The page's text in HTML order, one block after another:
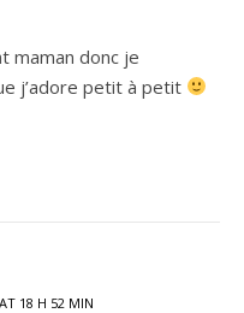
maman donc je
j’adore petit à petit
18 H 52 MIN